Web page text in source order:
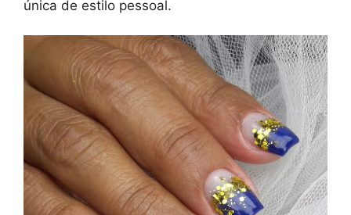
única de estilo pessoal.